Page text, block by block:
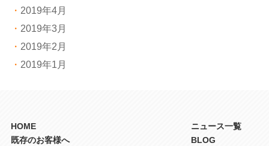
2019年4月
2019年3月
2019年2月
2019年1月
HOME
既存のお客様へ
ニュース一覧
BLOG